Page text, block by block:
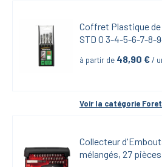
Coffret Plastique
STD 0 3-4-5-6-7-8-
à partir de 48,90 € /
Voir la catégorie
Collecteur
mélangés, 27 pièces